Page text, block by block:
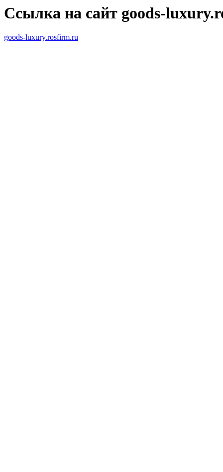
Ссылка на сайт goods-
goods-luxury.rosfirm.ru